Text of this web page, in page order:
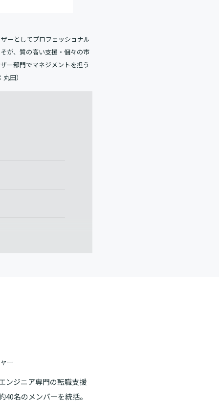
ーとしてプロフェッショナル
が、質の高い支援・個々の市
ー部門でマネジメントを担う
田）
ー
ンジニア専門の転職支援
名のメンバーを統括。